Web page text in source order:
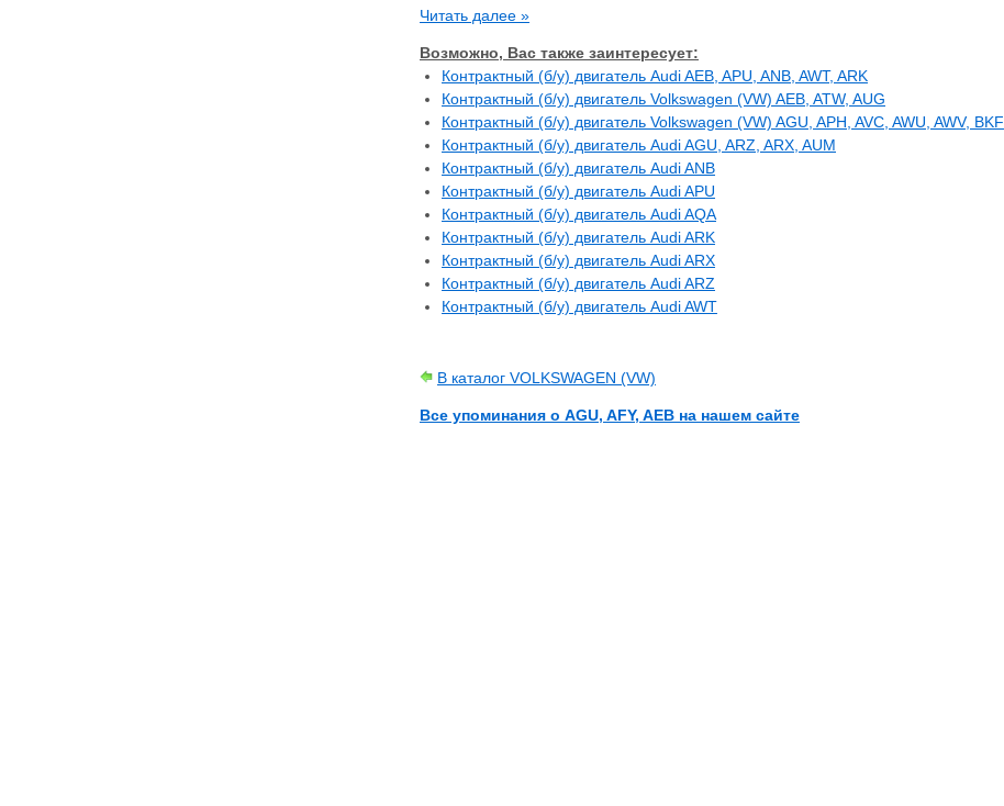
Читать далее »
Возможно, Вас также заинтересует:
Контрактный (б/у) двигатель Audi AEB, APU, ANB, AWT, ARK
Контрактный (б/у) двигатель Volkswagen (VW) AEB, ATW, AUG
Контрактный (б/у) двигатель Volkswagen (VW) AGU, APH, AVC, AWU, AWV, BKF
Контрактный (б/у) двигатель Audi AGU, ARZ, ARX, AUM
Контрактный (б/у) двигатель Audi ANB
Контрактный (б/у) двигатель Audi APU
Контрактный (б/у) двигатель Audi AQA
Контрактный (б/у) двигатель Audi ARK
Контрактный (б/у) двигатель Audi ARX
Контрактный (б/у) двигатель Audi ARZ
Контрактный (б/у) двигатель Audi AWT
В каталог VOLKSWAGEN (VW)
Все упоминания о AGU, AFY, AEB на нашем сайте